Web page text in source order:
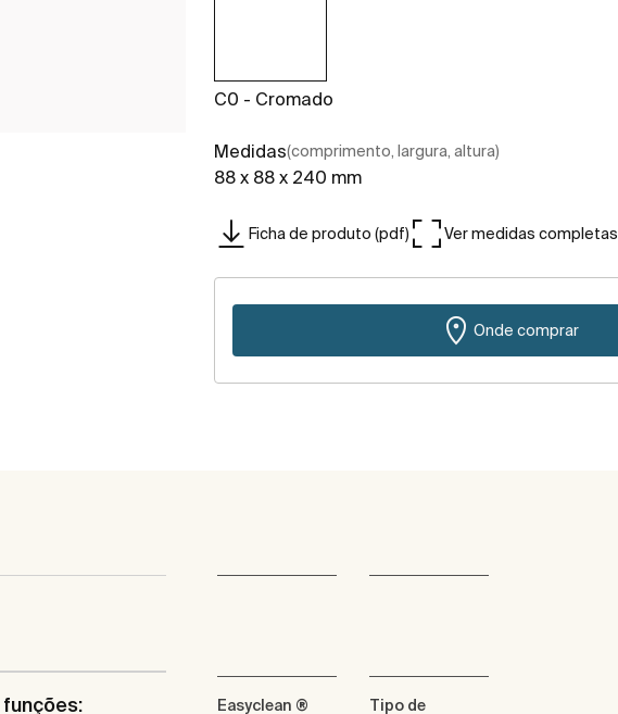
C0 - Cromado
Medidas(comprimento, largura, altura)
88 x 88 x 240 mm
Ficha de produto (pdf) Ver medidas completas
Onde comprar
Easyclean ®
Tipo de